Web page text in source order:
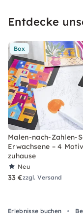
darauf,
Entdecke
Box
Malen-nach-Zahlen-
Erwachsene – 4
zuhause
Neu
33 €zzgl. Versand
Erlebnisse buchen